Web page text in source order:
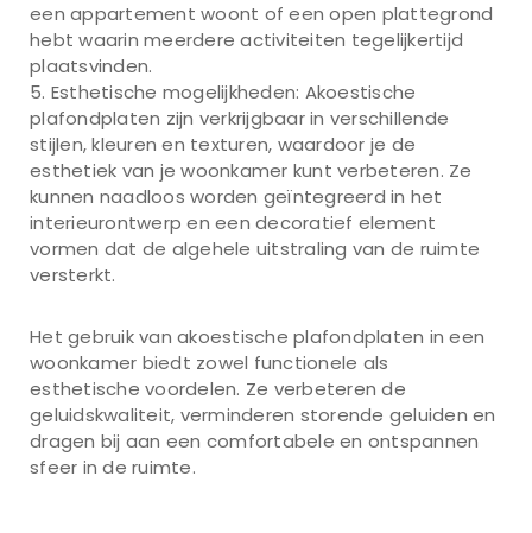
een appartement woont of een open plattegrond
hebt waarin meerdere activiteiten tegelijkertijd
plaatsvinden.
Esthetische mogelijkheden: Akoestische
plafondplaten zijn verkrijgbaar in verschillende
stijlen, kleuren en texturen, waardoor je de
esthetiek van je woonkamer kunt verbeteren. Ze
kunnen naadloos worden geïntegreerd in het
interieurontwerp en een decoratief element
vormen dat de algehele uitstraling van de ruimte
versterkt.
Het gebruik van akoestische plafondplaten in een
woonkamer biedt zowel functionele als
esthetische voordelen. Ze verbeteren de
geluidskwaliteit, verminderen storende geluiden en
dragen bij aan een comfortabele en ontspannen
sfeer in de ruimte.